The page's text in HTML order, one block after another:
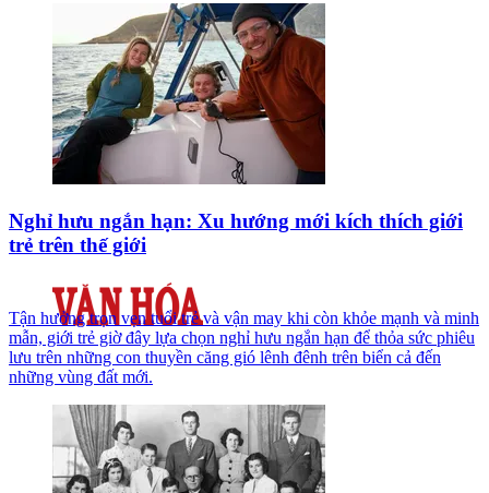
Nghỉ hưu ngắn hạn: Xu hướng mới kích thích giới
trẻ trên thế giới
Tận hưởng trọn vẹn tuổi trẻ và vận may khi còn khỏe mạnh và minh
mẫn, giới trẻ giờ đây lựa chọn nghỉ hưu ngắn hạn để thỏa sức phiêu
lưu trên những con thuyền căng gió lênh đênh trên biển cả đến
những vùng đất mới.